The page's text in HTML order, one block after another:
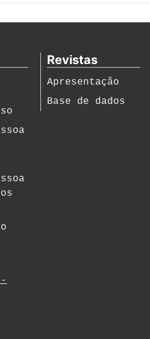
Revistas
Apresentação
Base de dados